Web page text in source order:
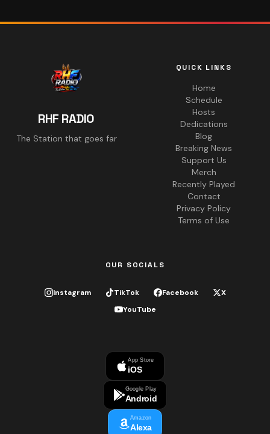
RHF RADIO
The Station that goes far
QUICK LINKS
Home
Schedule
Hosts
Dedications
Blog
Breaking News
Support Us
Merch
Recently Played
Contact
Privacy Policy
Terms of Use
OUR SOCIALS
Instagram TikTok Facebook
X
YouTube
App Store
iOS
Google Play
Android
Amazon
Alexa